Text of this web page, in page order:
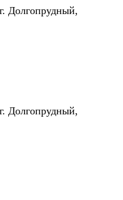
Долгопрудный,
Долгопрудный,